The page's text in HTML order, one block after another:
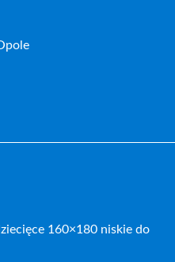
160×180 niskie do